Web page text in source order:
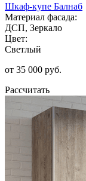
Шкаф-купе Балнаб
Материал фасада:
ДСП, Зеркало
Цвет:
Светлый
от 35 000 руб.
Рассчитать